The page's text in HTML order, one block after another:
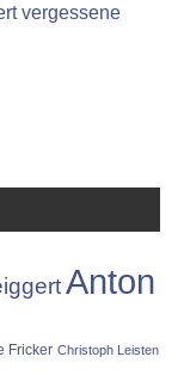
vergessene
Anton
Fricker Christoph Leisten